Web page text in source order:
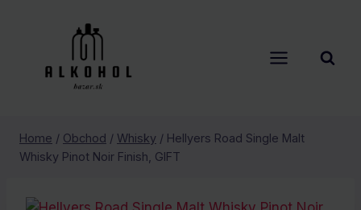
Home / Obchod / Whisky / Hellyers Road Single Malt
Whisky Pinot Noir Finish, GIFT